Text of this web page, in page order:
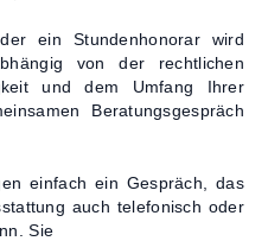
ein Stundenhonorar wird
von der rechtlichen
und dem Umfang Ihrer
Beratungsgespräch
einfach ein Gespräch, das
auch telefonisch oder
Sie